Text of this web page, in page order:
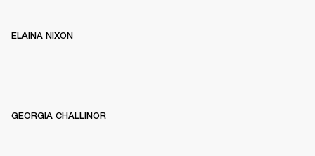
ELAINA NIXON
GEORGIA CHALLINOR